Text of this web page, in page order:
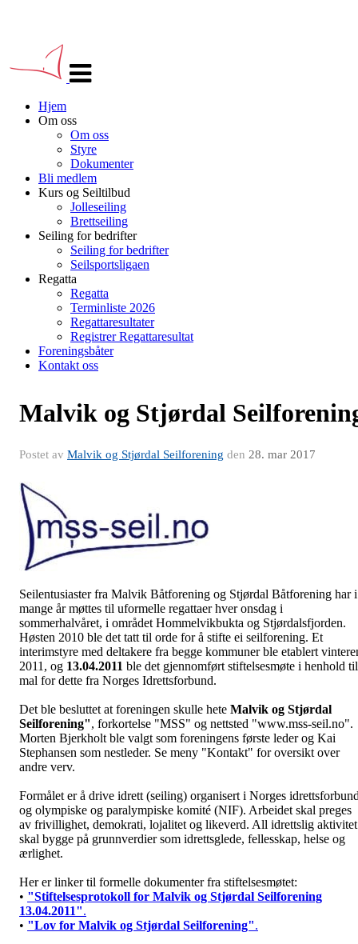
navigasjon
Hjem
Om oss
Om oss
Styre
Dokumenter
Bli medlem
Kurs og Seiltilbud
Jolleseiling
Brettseiling
Seiling for bedrifter
Seiling for bedrifter
Seilsportsligaen
Regatta
Regatta
Terminliste 2026
Regattaresultater
Registrer Regattaresultat
Foreningsbåter
Kontakt oss
Malvik og Stjørdal
Postet av Malvik og Stjørdal Seilforening den 28. mar 2017
Seilentusiaster fra Malvik Båtforening og Stjørdal Båtforening har i
mange år møttes til uformelle regattaer hver onsdag i
sommerhalvåret, i området Hommelvikbukta og Stjørdalsfjorden.
Høsten 2010 ble det tatt til orde for å stifte ei seilforening. Et
interimstyre med deltakere fra begge kommuner ble etablert
2011, og 13.04.2011 ble det gjennomført stiftelsesmøte i henhold til
mal for dette fra Norges Idrettsforbund.
Det ble besluttet at foreningen skulle hete Malvik og Stjørdal
Seilforening", forkortelse "MSS" og nettsted "www.mss-seil.no".
Morten Bjerkholt ble valgt som foreningens første leder og Kai
Stephansen som nestleder. Se meny "Kontakt" for oversikt over
andre verv.
Formålet er å drive idrett (seiling) organisert i Norges
og olympiske og paralympiske komité (NIF). Arbeidet skal preges
av frivillighet, demokrati, lojalitet og likeverd. All idrettslig aktivitet
skal bygge på grunnverdier som idrettsglede, fellesskap, helse og
ærlighet.
Her er linker til formelle dokumenter fra stiftelsesmøtet:
• "Stiftelsesprotokoll for Malvik og Stjørdal Seilforening
13.04.2011".
• "Lov for Malvik og Stjørdal Seilforening".